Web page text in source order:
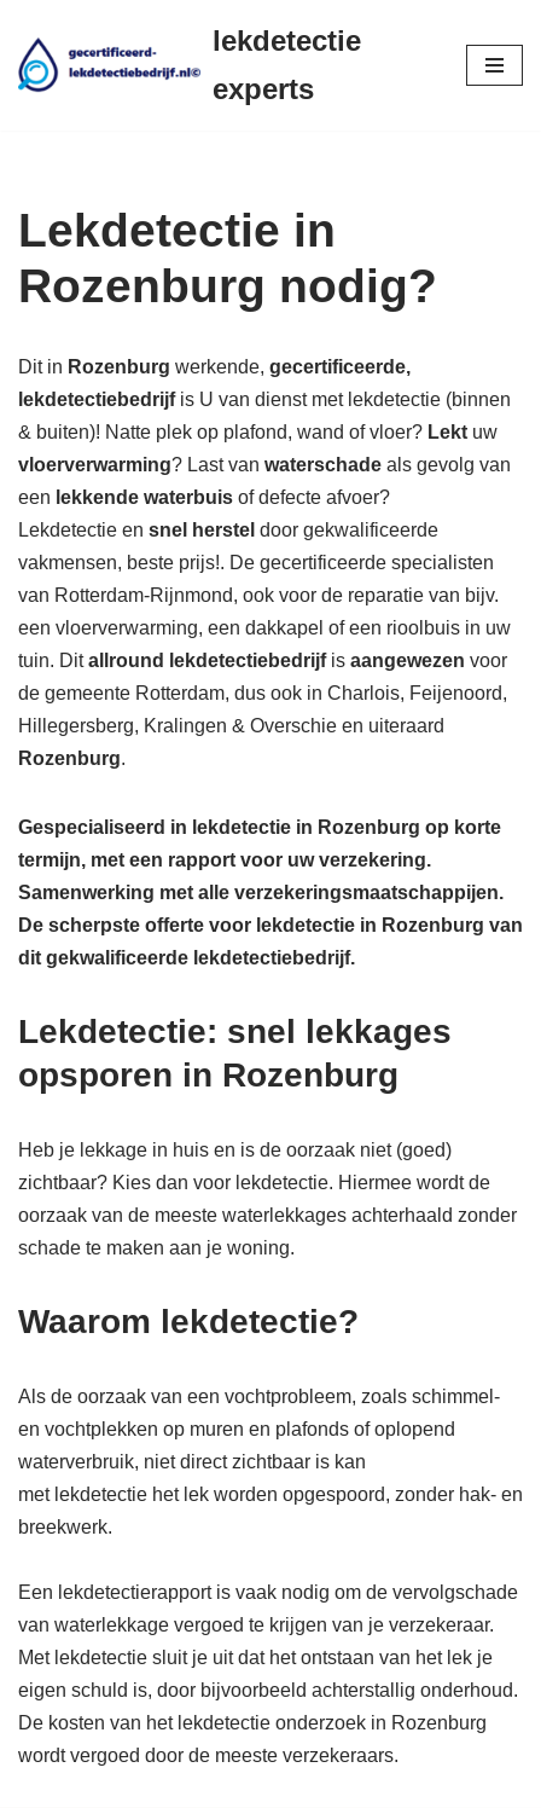
Ga
lekdetectie
experts
Lekdetectie in
Rozenburg nodig?
Dit in Rozenburg werkende, gecertificeerde,
lekdetectiebedrijf is U van dienst met lekdetectie (binnen
& buiten)! Natte plek op plafond, wand of vloer? Lekt uw
vloerverwarming? Last van waterschade als gevolg van
een lekkende waterbuis of defecte afvoer?
Lekdetectie en snel herstel door gekwalificeerde
vakmensen, beste prijs!. De gecertificeerde specialisten
van Rotterdam-Rijnmond, ook voor de reparatie van bijv.
een vloerverwarming, een dakkapel of een rioolbuis in uw
tuin. Ditallround lekdetectiebedrijfis aangewezen voor
de gemeente Rotterdam, dus ook in Charlois, Feijenoord,
Hillegersberg, Kralingen & Overschie en uiteraard
Rozenburg.
Gespecialiseerd in lekdetectie in Rozenburg op korte
termijn, met een rapport voor uw verzekering.
Samenwerking met alle verzekeringsmaatschappijen.
De scherpste offerte voor lekdetectie in Rozenburg van
dit gekwalificeerde lekdetectiebedrijf.
Lekdetectie: snel lekkages
opsporen in Rozenburg
Heb je lekkage in huis en is de oorzaak niet (goed)
zichtbaar? Kies dan voor lekdetectie. Hiermee wordt de
oorzaak van de meeste waterlekkages achterhaald zonder
schade te maken aan je woning.
Waarom lekdetectie?
Als de oorzaak van een vochtprobleem, zoals schimmel-
en vochtplekken op muren en plafonds of oplopend
waterverbruik, niet direct zichtbaar is kan
met lekdetectie het lek worden opgespoord, zonder hak- en
breekwerk.
Een lekdetectierapport is vaak nodig om de vervolgschade
van waterlekkage vergoed te krijgen van je verzekeraar.
Met lekdetectie sluit je uit dat het ontstaan van het lek je
eigen schuld is, door bijvoorbeeld achterstallig onderhoud.
De kosten van het lekdetectie onderzoek in Rozenburg
wordt vergoed door de meeste verzekeraars.